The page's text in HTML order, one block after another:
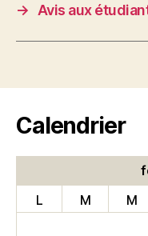
→
Avis aux
Calendrier
L
M M